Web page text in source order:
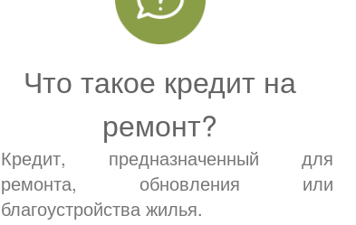
Что такое кредит на
ремонт?
Кредит, предназначенный для
ремонта, обновления или
благоустройства жилья.